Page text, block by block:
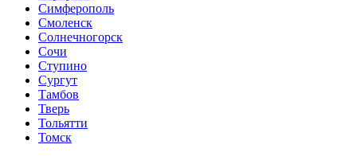
Симферополь
Смоленск
Солнечногорск
Сочи
Ступино
Сургут
Тамбов
Тверь
Тольятти
Томск